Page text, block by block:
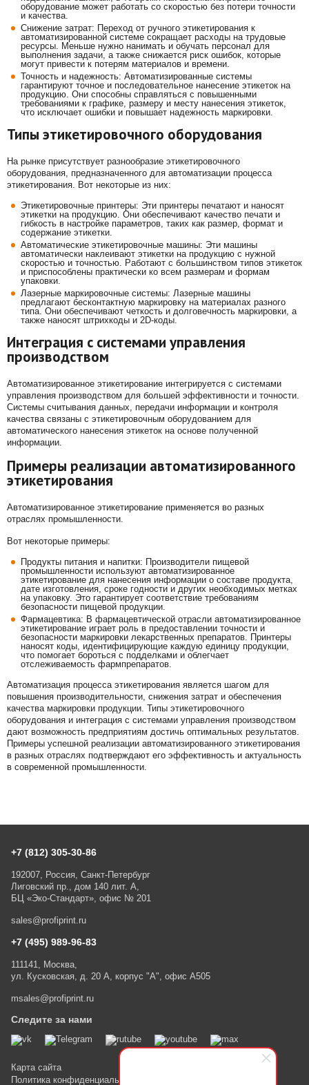
оборудование может работать со скоростью без потери точности
и качества.
Снижение затрат: Переход от ручного этикетирования к
автоматизированной системе сокращает расходы на трудовые
ресурсы. Меньше нужно нанимать и обучать персонал для
выполнения задачи, а также снижается риск ошибок, которые
могут привести к потерям материалов и времени.
Точность и надежность: Автоматизированные системы
гарантируют точное и последовательное нанесение этикеток на
продукцию. Они способны справляться с повышенными
требованиями к графике, размеру и месту нанесения этикеток,
что исключает ошибки и повышает надежность маркировки.
Типы этикетировочного оборудования
На рынке присутствует разнообразие этикетировочного
оборудования, предназначенного для автоматизации процесса
этикетирования. Вот некоторые из них:
Этикетировочные принтеры: Эти принтеры печатают и наносят
этикетки на продукцию. Они обеспечивают качество печати и
гибкость в настройке параметров, таких как размер, формат и
содержание этикетки.
Автоматические этикетировочные машины: Эти машины
автоматически наклеивают этикетки на продукцию с нужной
скоростью и точностью. Работают с большинством типов этикеток
и приспособлены практически ко всем размерам и формам
упаковки.
Лазерные маркировочные системы: Лазерные машины
предлагают бесконтактную маркировку на материалах разного
типа. Они обеспечивают четкость и долговечность маркировки, а
также наносят штрихкоды и 2D-коды.
Интеграция с системами управления
производством
Автоматизированное этикетирование интегрируется с системами
управления производством для большей эффективности и точности.
Системы считывания данных, передачи информации и контроля
качества связаны с этикетировочным оборудованием для
автоматического нанесения этикеток на основе полученной
информации.
Примеры реализации автоматизированного
этикетирования
Автоматизированное этикетирование применяется во разных
отраслях промышленности.
Вот некоторые примеры:
Продукты питания и напитки: Производители пищевой
промышленности используют автоматизированное
этикетирование для нанесения информации о составе продукта,
дате изготовления, сроке годности и других необходимых метках
на упаковку. Это гарантирует соответствие требованиям
безопасности пищевой продукции.
Фармацевтика: В фармацевтической отрасли автоматизированное
этикетирование играет роль в предоставлении точности и
безопасности маркировки лекарственных препаратов. Принтеры
наносят коды, идентифицирующие каждую единицу продукции,
что помогает бороться с подделками и облегчает
отслеживаемость фармпрепаратов.
Автоматизация процесса этикетирования является шагом для
повышения производительности, снижения затрат и обеспечения
качества маркировки продукции. Типы этикетировочного
оборудования и интеграция с системами управления производством
дают возможность предприятиям достичь оптимальных результатов.
Примеры успешной реализации автоматизированного этикетирования
в разных отраслях подтверждают его эффективность и актуальность
в современной промышленности.
+7 (812) 305-30-86
192007, Россия, Санкт-Петербург
Лиговский пр., дом 140 лит. А,
БЦ «Эко-Стандарт», офис № 201
sales@profiprint.ru
+7 (495) 989-96-83
111141, Москва,
ул. Кусковская, д. 20 А, корпус "А", офис А505
msales@profiprint.ru
Следите за нами
Карта сайта
Политика конфиденциальности